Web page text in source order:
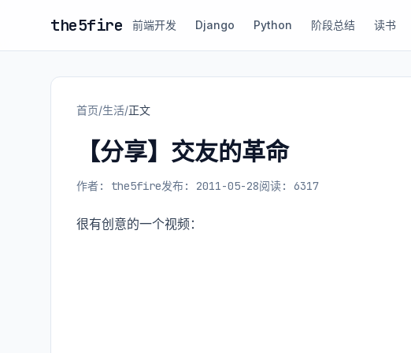
the5fire 前端开发 Django Python 阶段总结 读书
首页/生活/正文
【分享】交友的革命
作者: the5fire发布: 2011-05-28阅读: 6317
很有创意的一个视频：